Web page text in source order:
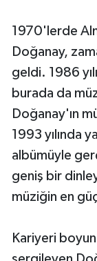
1970'lerde
Doğanay,
geldi. 1986
burada da
Doğanay'ın
1993 yılında
albümüyle
geniş bir
müziğin en
Kariyeri